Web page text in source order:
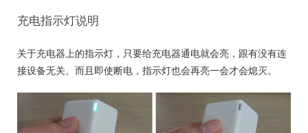
充电指示灯说明
关于充电器上的指示灯，只要给充电器通电就会亮，跟有没有连
接设备无关。而且即使断电，指示灯也会再亮一会才会熄灭。